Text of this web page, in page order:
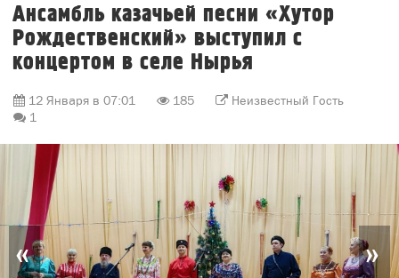
Ансамбль казачьей песни «Хутор
Рождественский» выступил с
концертом в селе Нырья
12 Января в 07:01 185
Неизвестный Гость
1
« »